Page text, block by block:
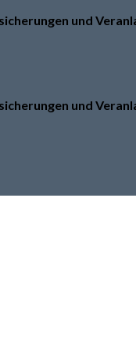
und
und